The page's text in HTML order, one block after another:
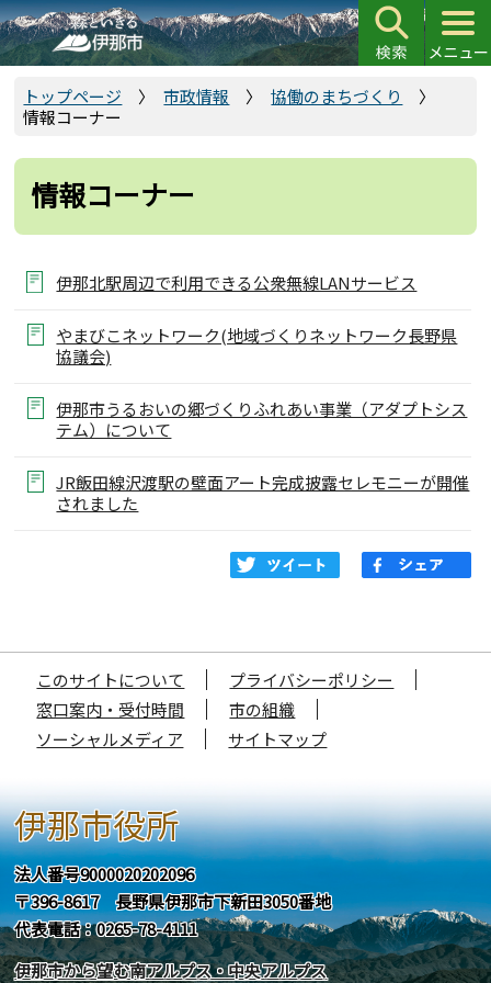
こ
の
ペ
で
トップページ 市政情報
協働のまちづくり
情報コーナー
情報コーナー
伊那北駅周辺で利用できる公衆無線LANサービス
やまびこネットワーク(地域づくりネットワーク長野県
協議会)
伊那市うるおいの郷づくりふれあい事業（アダプトシス
テム）について
JR飯田線沢渡駅の壁面アート完成披露セレモニーが開催
されました
このサイトについて
プライバシーポリシー
窓口案内・受付時間
市の組織
ソーシャルメディア
サイトマップ
伊那市役所
法人番号9000020202096
〒396-8617 長野県伊那市下新田3050番地
代表電話：0265-78-4111
伊那市から望む南アルプス・中央アルプス